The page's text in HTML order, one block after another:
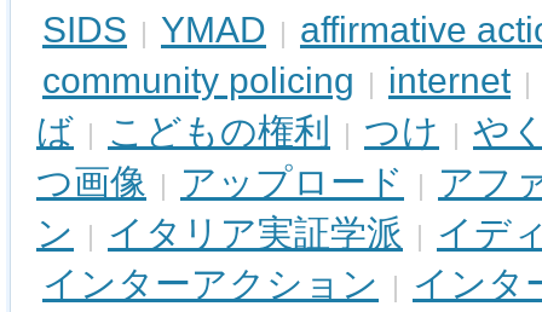
SIDS | YMAD | affirmative
community policing | internet |
ば | こどもの権利 | つけ | や
つ画像 | アップロード |
アフ
ン
| イタリア実証学派 | イデ
インターアクション
| インタ